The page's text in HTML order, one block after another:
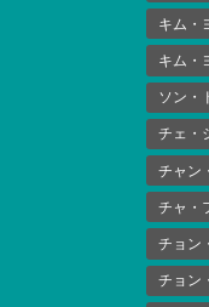
キム・
キム・
ソン・
チェ・
チャン
チャ・
チョン
チョン